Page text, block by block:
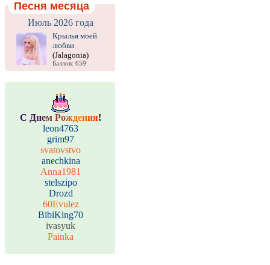
Песня месяца
Июль 2026 года
Крылья моей
любви
(Jalagonia)
Баллов: 659
С Днем Рождения!
leon4763
grim97
svatovstvo
anechkina
Anna1981
stelszipo
Drozd
60Evulez
BibiKing70
ivasyuk
Painka